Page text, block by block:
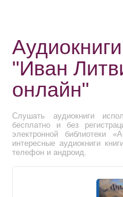
"Иван
онлайн"
Слушать аудиокниги
бесплатно и без
электронной библиотеки
интересные аудиокниги
телефон и андроид.